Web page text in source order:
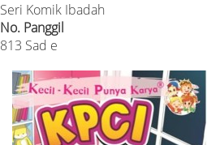
Seri Komik Ibadah
No. Panggil
813 Sad e